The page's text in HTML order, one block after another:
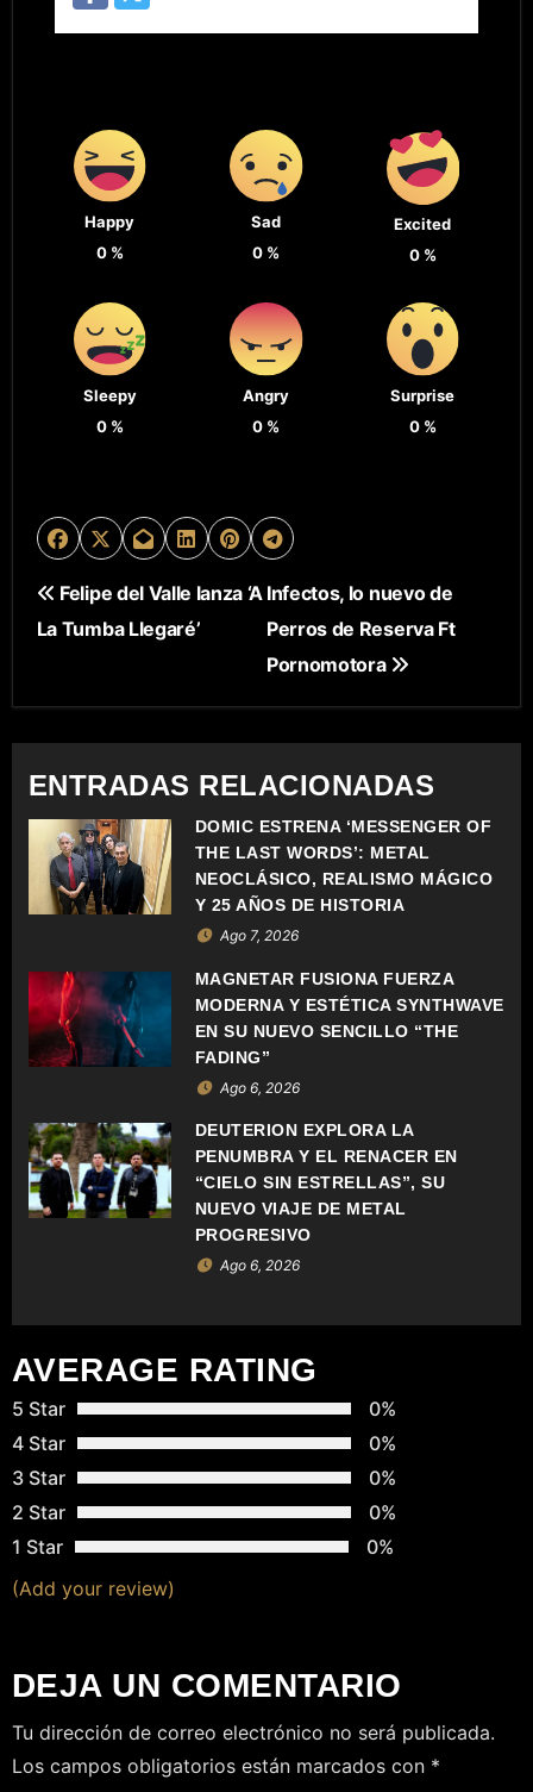
Happy
0%
Sad
0 %
Excited
0%
Sleepy
0%
Angry
0 %
Surprise
0%
N
A
V
E
G
A
C
Ó
N
E
E
N
R
A
D
A
S
Felipe del Valle lanza ‘A
La Tumba Llegaré’
Infectos, lo nuevo de
Perros de Reserva Ft
Pornomotora
ENTRADAS RELACIONADAS
DOMIC ESTRENA ‘MESSENGER OF
THE LAST WORDS’: METAL
NEOCLÁSICO, REALISMO MÁGICO
Y 25 AÑOS DE HISTORIA
Ago 7, 2026
MAGNETAR FUSIONA FUERZA
MODERNA Y ESTÉTICA SYNTHWAVE
EN SU NUEVO SENCILLO “THE
FADING”
Ago 6, 2026
DEUTERION EXPLORA LA
PENUMBRA Y EL RENACER EN
“CIELO SIN ESTRELLAS”, SU
NUEVO VIAJE DE METAL
PROGRESIVO
Ago 6, 2026
AVERAGE RATING
5 Star
0%
4 Star
0%
3 Star
0%
2 Star
0%
1 Star
0%
(Add your review)
DEJA UN COMENTARIO
Tu dirección de correo electrónico no será publicada.
Los campos obligatorios están marcados con *